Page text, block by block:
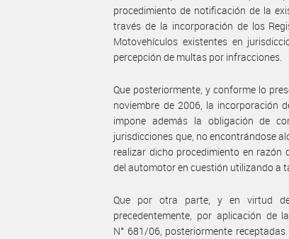
procedimiento de notificación de la
través de la incorporación de los
Motovehículos existentes en
percepción de multas por infracciones.
Que posteriormente, y conforme lo
noviembre de 2006, la incorporación
impone además la obligación de
jurisdicciones que, no encontrándose
realizar dicho procedimiento en razón
del automotor en cuestión utilizando a
Que por otra parte, y en virtud
precedentemente, por aplicación de
N° 681/06, posteriormente